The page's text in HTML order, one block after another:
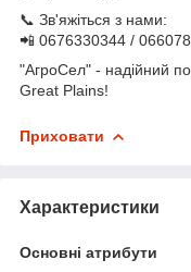
📞 Зв'яжіться з нами:
📲 0676330344 /
"АгроСел" - надійний
Great Plains!
Приховати
Характеристики
Основні атрибути